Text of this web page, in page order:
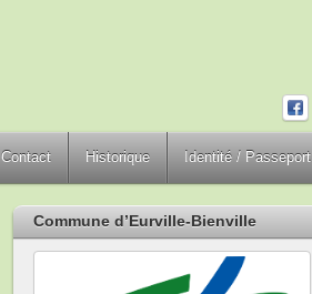
Contact Historique Identité / Passeport
Commune d’Eurville-Bienville